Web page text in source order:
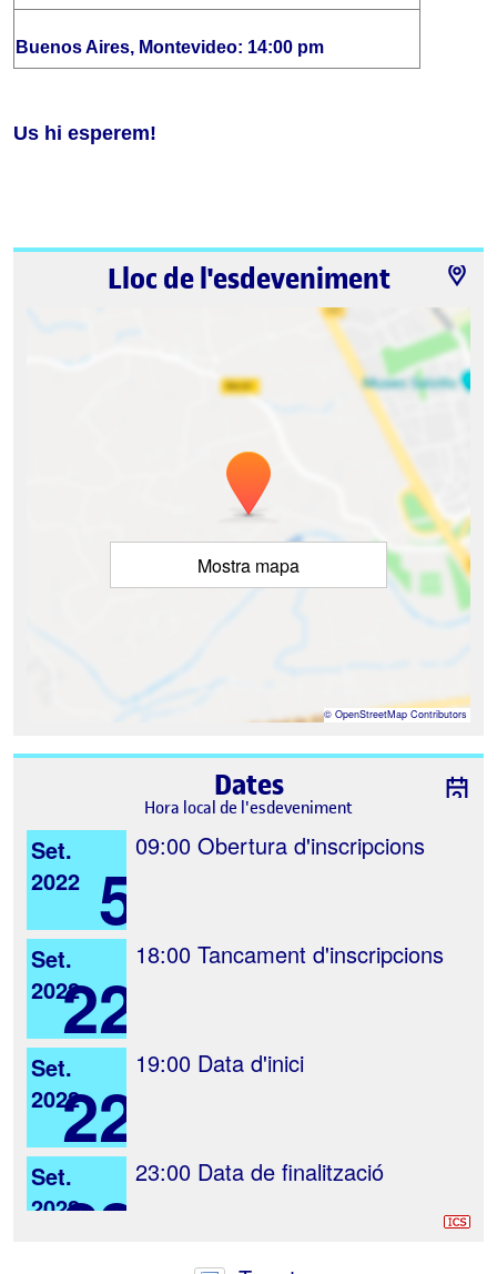
Buenos Aires, Montevideo: 14:00 pm
Us hi esperem!
Lloc de l'esdeveniment
Mostra mapa
© OpenStreetMap Contributors
Dates
Hora local de l'esdeveniment
Set.
2022
5
09:00 Obertura d'inscripcions
Set.
202222
18:00 Tancament d'inscripcions
Set.
202222
19:00 Data d'inici
Set.
202222
23:00 Data de finalització